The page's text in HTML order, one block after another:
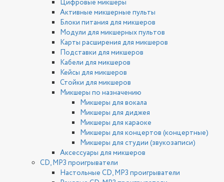
Цифровые микшеры
Активные микшерные пульты
Блоки питания для микшеров
Модули для микшерных пультов
Карты расширения для микшеров
Подставки для микшеров
Кабели для микшеров
Кейсы для микшеров
Стойки для микшеров
Микшеры по назначению
Микшеры для вокала
Микшеры для диджея
Микшеры для караоке
Микшеры для концертов (концертные)
Микшеры для студии (звукозаписи)
Аксессуары для микшеров
CD, MP3 проигрыватели
Настольные CD, MP3 проигрыватели